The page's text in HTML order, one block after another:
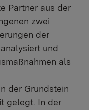
Partner aus der
zwei
der
und
als
der Grundstein
gelegt. In der